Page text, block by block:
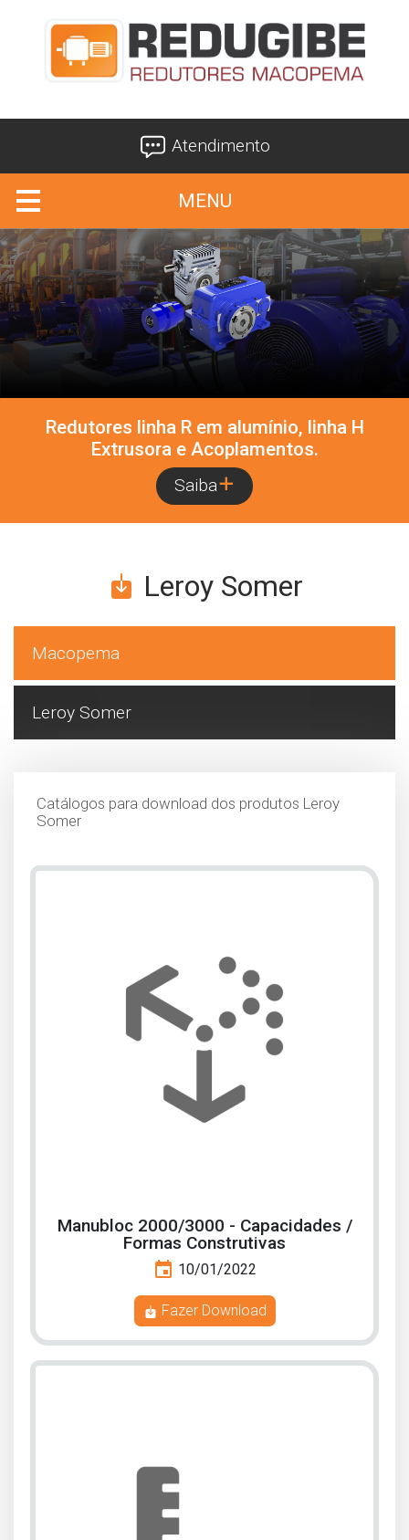
Atendimento
MENU
Redutores linha R em Ferro Fundido, linha
tanque de expansão e acoplamentos.
Saiba
Leroy Somer
Macopema
Leroy Somer
Catálogos para download dos produtos Leroy
Somer
Manubloc 2000/3000 - Capacidades /
Formas Construtivas
event 10/01/2022
Fazer Download